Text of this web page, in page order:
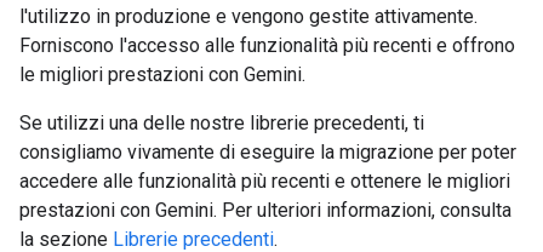
l'utilizzo in produzione e vengono gestite attivamente.
Forniscono l'accesso alle funzionalità più recenti e offrono
le migliori prestazioni con Gemini.
Se utilizzi una delle nostre librerie precedenti, ti
consigliamo vivamente di eseguire la migrazione per poter
accedere alle funzionalità più recenti e ottenere le migliori
prestazioni con Gemini. Per ulteriori informazioni, consulta
la sezione Librerie precedenti.